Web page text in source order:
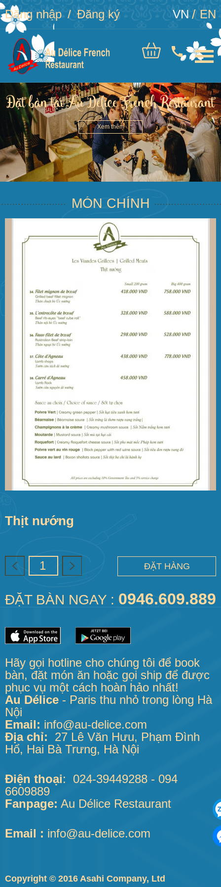
Đăng nhập Đăng ký VN EN
Đặt bàn tại Au Délice French Restaurant
Xem thêm
MÓN CHÍNH
Thịt nướng
ĐẶT HÀNG
ĐẶT BÀN NGAY : 0946.609.889
Hãy gọi hotline cho chúng tôi để book
bàn, đặt món ăn hoặc gọi ship để được
phục vụ một cách hoàn hảo nhất!
Au Délice - Paris thu nhỏ trong lòng Hà
Nội
Email: info@au-delice.com
Địa chỉ:
27 Lê Văn Hưu, Phạm Đình
Hổ, Hai Bà Trưng, Hà Nội
Điện thoại: 024-39449288 - 094
6609889
Fanpage: Au Délice Restaurant
Email : info@au-delice.com
Copyright © 2016 Asahi Company, Ltd